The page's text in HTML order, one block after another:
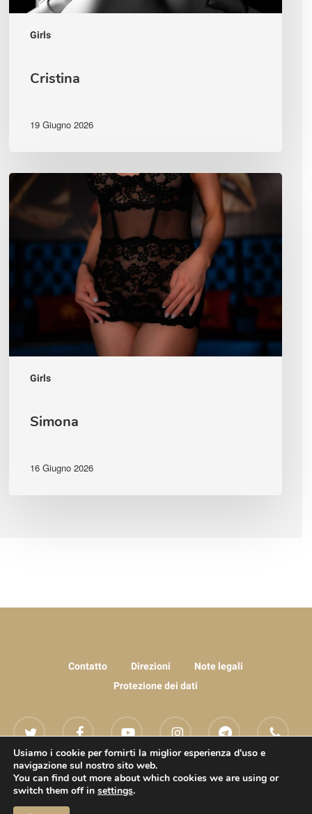
Girls
Cristina
19 Giugno 2026
Girls
Simona
Simona
16 Giugno 2026
Contatto Direzioni
Note legali
Protezione dei dati
twitter facebook youtube instagram telegram phone
email
Usiamo i cookie per fornirti la miglior esperienza d'uso e
navigazione sul nostro sito web.
You can find out more about which cookies we are using or
switch them off in settings.